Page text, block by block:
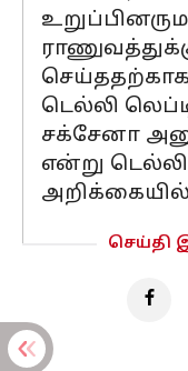
செய்ததற்காக
டெல்லி
சக்சேனா
என்று
அறிக்கையில்
செய்தி